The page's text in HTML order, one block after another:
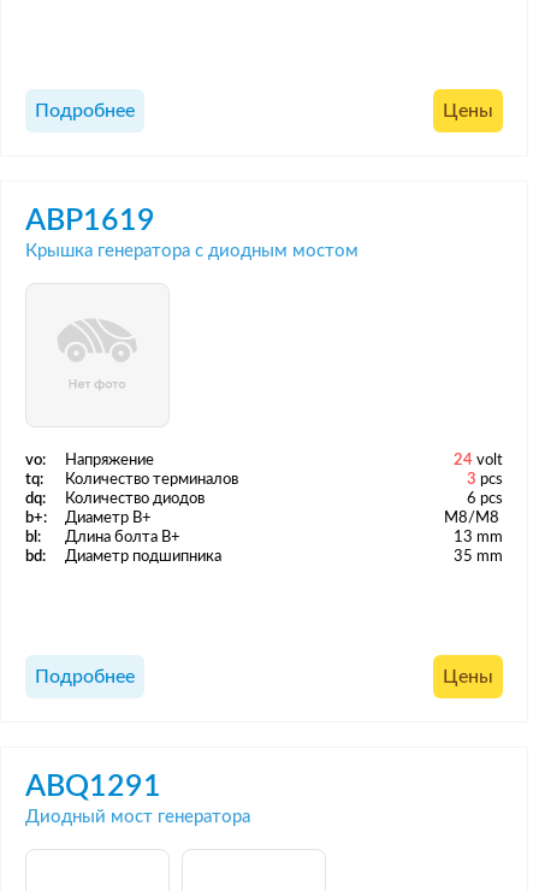
Подробнее Цены
ABP1619
Крышка генератора с диодным мостом
vo: Напряжение 24 volt
tq:
Количество терминалов 3 pcs
dq:
Количество диодов
6 pcs
b+:
Диаметр B+
M8/M8
bl:
Длина болта B+
13 mm
bd:
Диаметр подшипника 35 mm
Подробнее Цены
ABQ1291
Диодный мост генератора